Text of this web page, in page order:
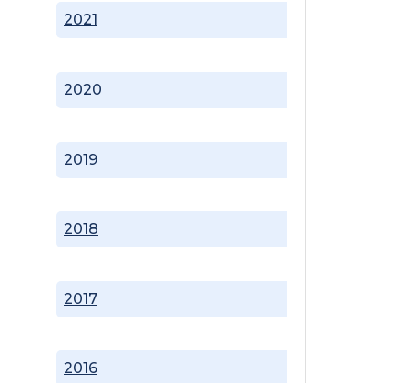
2016
2017
2018
2019
2020
2021